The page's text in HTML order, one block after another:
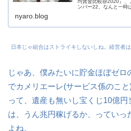
均賃金比較@2020』、
ンバー22、なんと一時
nyaro.blog
日本じゃ組合はストライキしないしね。経営者
じゃあ、僕みたいに貯金ほぼゼロ
でカメリエーレ(サービス係のこ
って、遺産も無いし宝くじ10億円
は、うん兆円稼げるか、っていっ
よね。